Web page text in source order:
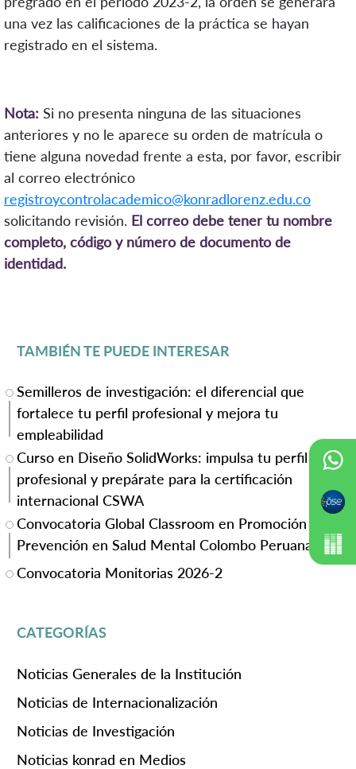
una vez las calificaciones de la práctica se hayan
registrado en el sistema.
Nota: Si no presenta ninguna de las situaciones
anteriores y no le aparece su orden de matrícula o
tiene alguna novedad frente a esta, por favor, escribir
al correo electrónico
registroycontrolacademico@konradlorenz.edu.co
solicitando revisión. El correo debe tener tu nombre
completo, código y número de documento de
identidad.
TAMBIÉN TE PUEDE INTERESAR
Semilleros de investigación: el diferencial que
fortalece tu perfil profesional y mejora tu
empleabilidad
Curso en Diseño SolidWorks: impulsa tu perfil
profesional y prepárate para la certificación
internacional CSWA
Convocatoria Global Classroom en Promoción y
Prevención en Salud Mental Colombo Peruana
Convocatoria Monitorias 2026-2
CATEGORÍAS
Noticias Generales de la Institución
Noticias de Internacionalización
Noticias de Investigación
Noticias konrad en Medios